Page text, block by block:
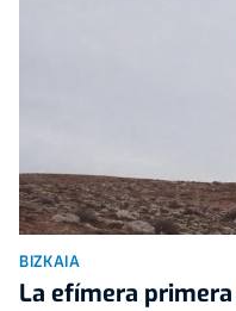
BIZKAIA
La efímera primera